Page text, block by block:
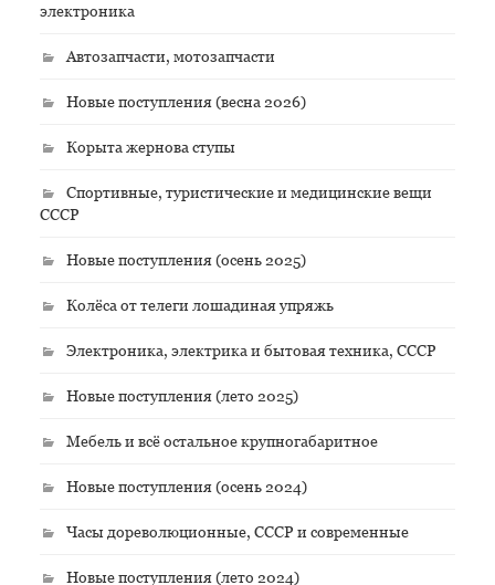
электроника
Автозапчасти, мотозапчасти
Новые поступления (весна 2026)
Корыта жернова ступы
Спортивные, туристические и медицинские вещи
СССР
Новые поступления (осень 2025)
Колёса от телеги лошадиная упряжь
Электроника, электрика и бытовая техника, СССР
Новые поступления (лето 2025)
Мебель и всё остальное крупногабаритное
Новые поступления (осень 2024)
Часы дореволюционные, СССР и современные
Новые поступления (лето 2024)